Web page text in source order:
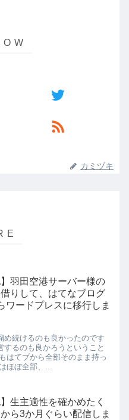
カミヅキ
】羽田空港サーバー様の
りして、はてなブログ
ワードプレスに移行しま
め続けるのも良かったのです
るのも良かろうということ
はてブから全部そのまま持っ
ほぼ全部、...
】生主適性を確かめたく
ら3か月ぐらい配信しま